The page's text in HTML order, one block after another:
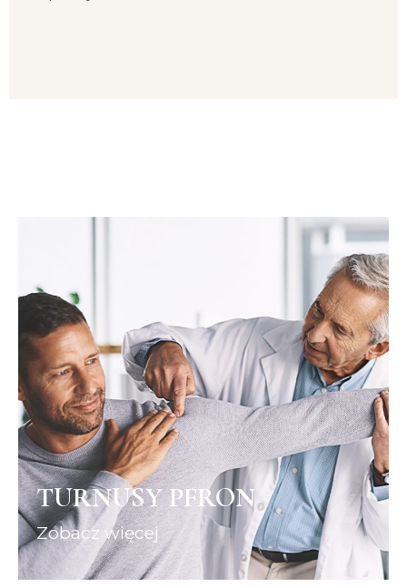
TURNUSY PFRON
Zobacz więcej
TURNUSY PFRON
Zapraszamy do zapoznania się z naszą
ofertą.
ZOBACZ